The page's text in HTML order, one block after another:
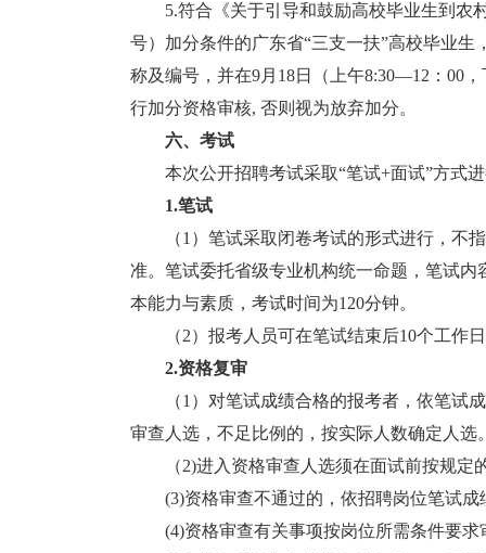
5.符合《关于引导和鼓励高校毕业生到农村
号）加分条件的广东省“三支一扶”高校毕业
称及编号，并在9月18日（上午8:30—12：00
行加分资格审核, 否则视为放弃加分。
六、考试
本次公开招聘考试采取“笔试+面试”方式
1.笔试
（1）笔试采取闭卷考试的形式进行，不指
准。笔试委托省级专业机构统一命题，笔试
本能力与素质，考试时间为120分钟。
（2）报考人员可在笔试结束后10个工作日
2.资格复审
（1）对笔试成绩合格的报考者，依笔试成
审查人选，不足比例的，按实际人数确定人选
（2)进入资格审查人选须在面试前按规定
(3)资格审查不通过的，依招聘岗位笔试成
(4)资格审查有关事项按岗位所需条件要求